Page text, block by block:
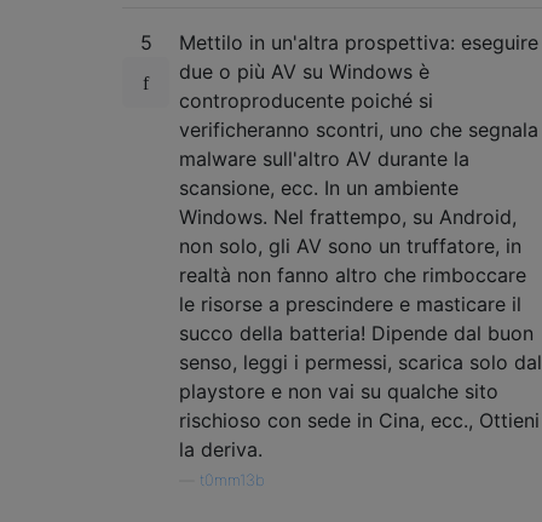
5
Mettilo in un'altra prospettiva: eseguire
due o più AV su Windows è
controproducente poiché si
verificheranno scontri, uno che segnala
malware sull'altro AV durante la
scansione, ecc. In un ambiente
Windows. Nel frattempo, su Android,
non solo, gli AV sono un truffatore, in
realtà non fanno altro che rimboccare
le risorse a prescindere e masticare il
succo della batteria! Dipende dal buon
senso, leggi i permessi, scarica solo dal
playstore e non vai su qualche sito
rischioso con sede in Cina, ecc., Ottieni
la deriva.
t0mm13b